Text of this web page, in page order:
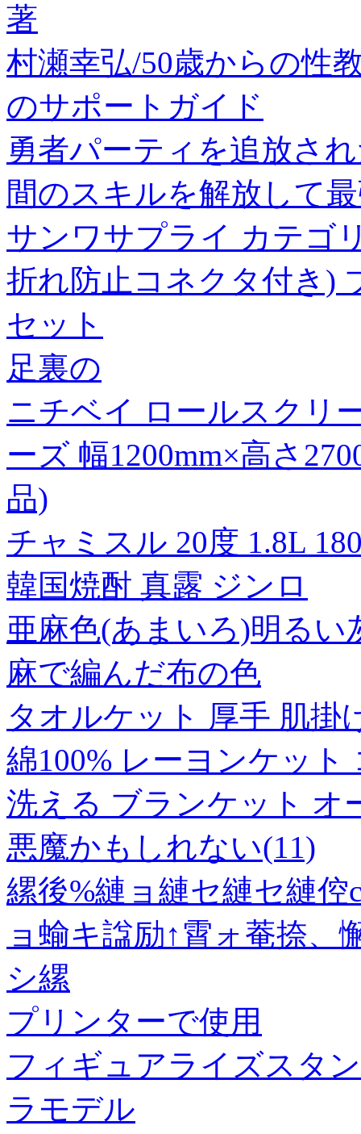
著
村瀬幸弘/50歳からの性
のサポートガイド
勇者パーティを追放さ
間のスキルを解放して
サンワサプライ カテゴ
折れ防止コネクタ付き)
セット
足裏の
ニチベイ ロールスクリ
ーズ 幅1200mm×高さ
品)
チャミスル 20度 1.8L
韓国焼酎 真露 ジンロ
亜麻色(あまいろ)明る
麻で編んだ布の色
タオルケット 厚手 肌掛
綿100% レーヨンケッ
洗える ブランケット オ
悪魔かもしれない(11)
縲後%縺ョ縺セ縺セ縺
ョ蝓キ諡励↑霄ォ菴捺、
シ縲
プリンターで使用
フィギュアライズスタ
ラモデル